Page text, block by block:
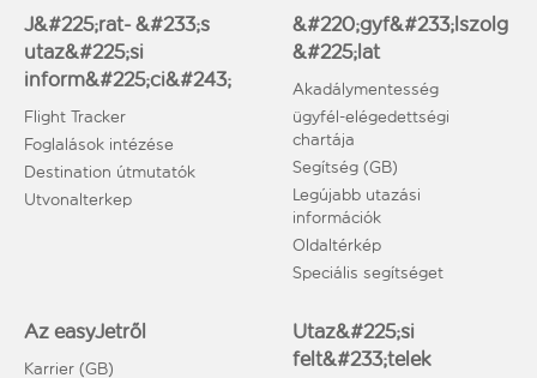
J&#225;rat- &#233;s
utaz&#225;si
inform&#225;ci&#243;
Flight Tracker
Foglalások intézése
Destination útmutatók
Utvonalterkep
&#220;gyf&#233;lszolg
&#225;lat
Akadálymentesség
ügyfél-elégedettségi
chartája
Segítség (GB)
Legújabb utazási
információk
Oldaltérkép
Speciális segítséget
Az easyJetről
Karrier (GB)
Utaz&#225;si
felt&#233;telek